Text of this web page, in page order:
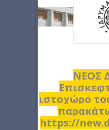
ΝΕΟΣ
ιστοχώρο
https://